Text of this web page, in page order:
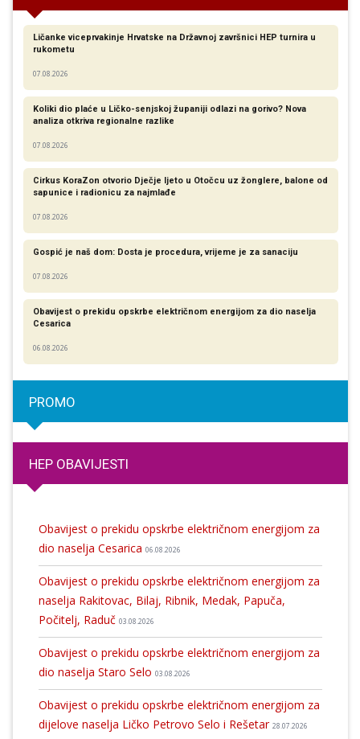
Ličanke viceprvakinje Hrvatske na Državnoj završnici HEP turnira u
rukometu
07.08.2026
Koliki dio plaće u Ličko-senjskoj županiji odlazi na gorivo? Nova
analiza otkriva regionalne razlike​
07.08.2026
Cirkus KoraZon otvorio Dječje ljeto u Otočcu uz žonglere, balone od
sapunice i radionicu za najmlađe
07.08.2026
Gospić je naš dom: Dosta je procedura, vrijeme je za sanaciju
07.08.2026
Obavijest o prekidu opskrbe električnom energijom za dio naselja
Cesarica
06.08.2026
PROMO
HEP OBAVIJESTI
Obavijest o prekidu opskrbe električnom energijom za
dio naselja Cesarica 06.08.2026
Obavijest o prekidu opskrbe električnom energijom za
naselja Rakitovac, Bilaj, Ribnik, Medak, Papuča,
Počitelj, Raduč 03.08.2026
Obavijest o prekidu opskrbe električnom energijom za
dio naselja Staro Selo 03.08.2026
Obavijest o prekidu opskrbe električnom energijom za
dijelove naselja Ličko Petrovo Selo i Rešetar 28.07.2026